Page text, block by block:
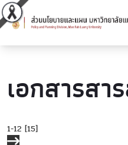
เอกสารสา
1-12 [15]